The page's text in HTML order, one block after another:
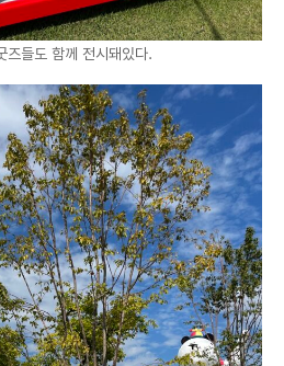
즈들도 함께 전시돼있다.